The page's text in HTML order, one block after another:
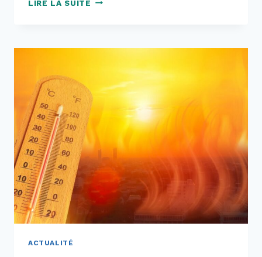
LIRE LA SUITE
DU
SAMEDI
06
JUIN
ACTUALITÉ